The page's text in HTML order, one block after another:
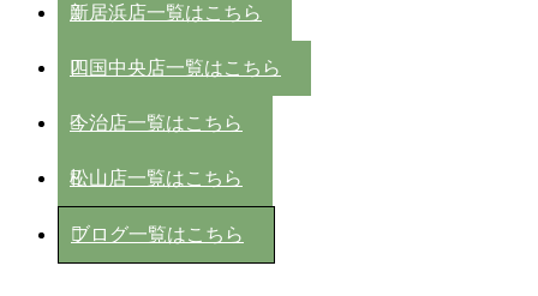
新居浜店一覧はこちら
四国中央店一覧はこちら
今治店一覧はこちら
松山店一覧はこちら
ブログ一覧はこちら